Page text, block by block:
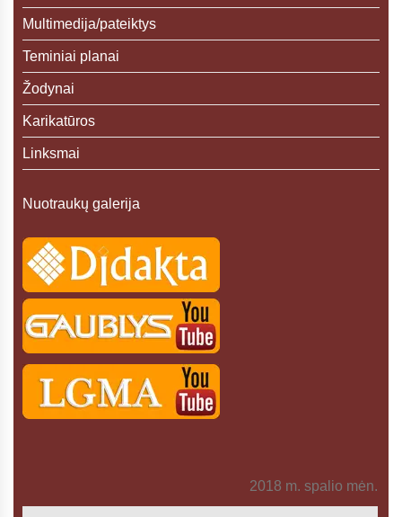
Multimedija/pateiktys
Teminiai planai
Žodynai
Karikatūros
Linksmai
Nuotraukų galerija
2018 m. spalio mėn.